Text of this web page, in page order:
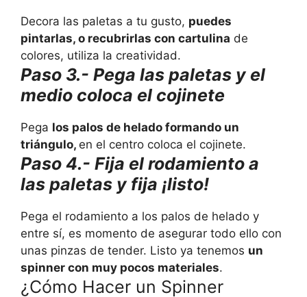
Decora las paletas a tu gusto, puedes
pintarlas, o recubrirlas con cartulina de
colores, utiliza la creatividad.
Paso 3.- Pega las paletas y el
medio coloca el cojinete
Pega los palos de helado formando un
triángulo, en el centro coloca el cojinete.
Paso 4.- Fija el rodamiento a
las paletas y fija ¡listo!
Pega el rodamiento a los palos de helado y
entre sí, es momento de asegurar todo ello con
unas pinzas de tender. Listo ya tenemos un
spinner con muy pocos materiales.
¿Cómo Hacer un Spinner